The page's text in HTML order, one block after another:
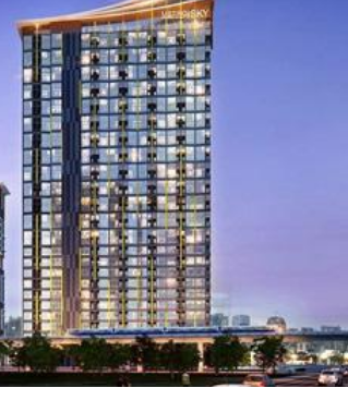
เพิ่มยูนิตเปรียบเทียบ
รายการที่ 2